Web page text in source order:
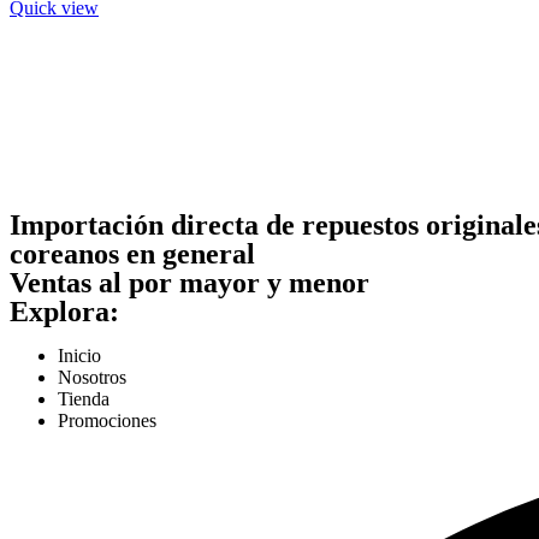
Quick view
Importación directa de repuestos
coreanos en general
Ventas al por mayor y menor
Explora:
Inicio
Nosotros
Tienda
Promociones